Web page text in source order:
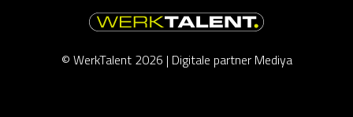
© WerkTalent 2026 | Digitale partner Mediya